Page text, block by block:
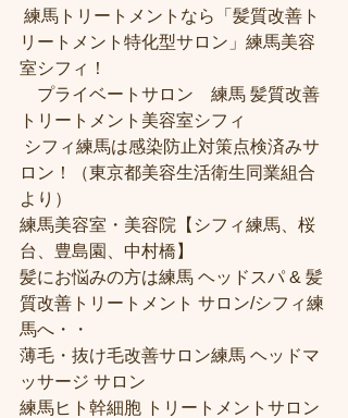
練馬トリートメントなら「髪質改善ト
リートメント特化型サロン」練馬美容
室シフィ！
プライベートサロン　練馬 髪質改善
トリートメント美容室シフィ
シフィ練馬は感染防止対策点検済みサ
ロン！（東京都美容生活衛生同業組合
より）
練馬美容室・美容院【シフィ練馬、桜
台、豊島園、中村橋】
髪にお悩みの方は練馬 ヘッドスパ & 髪
質改善トリートメント サロン/シフィ練
馬へ・・
薄毛・抜け毛改善サロン練馬 ヘッドマ
ッサージ サロン
練馬ヒト幹細胞 トリートメントサロン